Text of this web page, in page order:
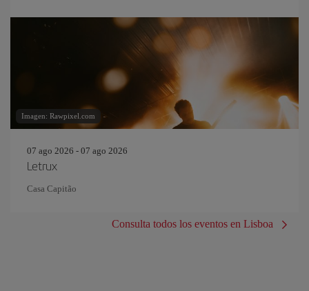
Imagen: Rawpixel.com
07 ago 2026 - 07 ago 2026
Letrux
Casa Capitão
Consulta todos los eventos en Lisboa